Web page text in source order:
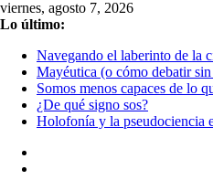
Saltar
al
viernes, agosto 7, 2026
Lo último:
Navegando el laberinto de la
Mayéutica (o cómo debatir
Somos menos capaces de lo
¿De qué signo sos?
Holofonía y la pseudociencia